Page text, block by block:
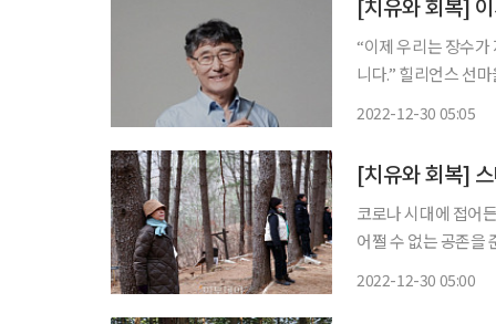
“이제 우리는 장수
니다.” 힐리언스 선마을의 촌장 이시형 박사는 건강하게 오래 사는 ‘웰에이징’을 강조한다. 한
2022-12-30 05:05
[치유와 회복]
코로나 시대에 접어
어쩔 수 없는 공존을
2022-12-30 05:00